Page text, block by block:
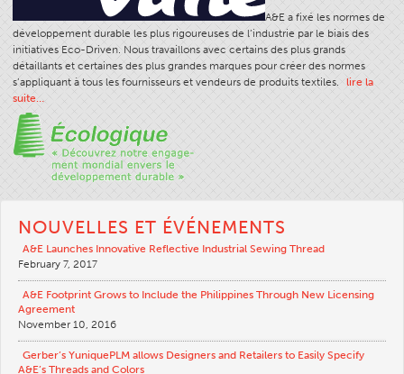
Taille De Fil
Poids Du Tissu
Education Fil
Ateliers
Logic Fil
Consommation Fil
ANECALC
Bulletins Techniques
Vêtements
Général
Textiles Tech
A&E a fixé les normes de
développement durable les plus rigoureuses de l’industrie par le biais des
initiatives Eco-Driven. Nous travaillons avec certains des plus grands
détaillants et certaines des plus grandes marques pour créer des normes
s’appliquant à tous les fournisseurs et vendeurs de produits textiles.
lire la
suite…
NOUVELLES ET ÉVÉNEMENTS
A&E Launches Innovative Reflective Industrial Sewing Thread
February 7, 2017
A&E Footprint Grows to Include the Philippines Through New Licensing
Agreement
November 10, 2016
Gerber’s YuniquePLM allows Designers and Retailers to Easily Specify
A&E’s Threads and Colors